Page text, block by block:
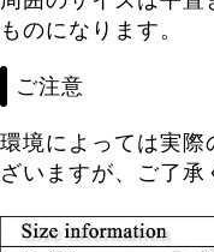
ものになります。
ご注意
環境によっては実際
ざいますが、ご了承